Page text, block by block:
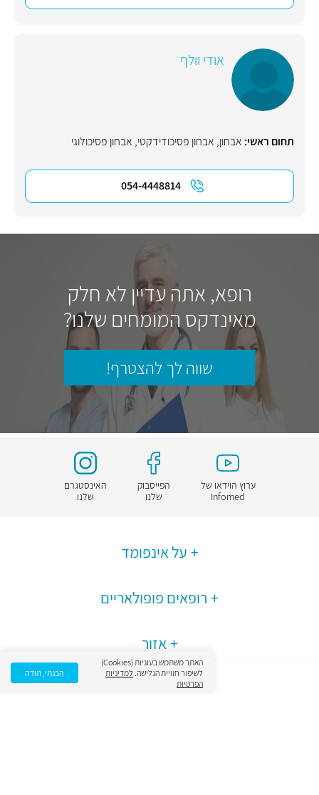
אודי וולף
תחום ראשי: אבחון, אבחון פסיכודידקטי, אבחון פסיכולוגי
054-4448814
רופא, אתה עדיין לא חלק
מאינדקס המומחים שלנו?
שווה לך להצטרף!
ערוץ הוידאו של
Infomed
הפייסבוק
שלנו
האינסטגרם
שלנו
על אינפומד
רופאים פופולאריים
אזור
האתר משתמש בעוגיות (Cookies)
לשיפור חוויית הגלישה. למדיניות
הפרטיות
הבנתי, תודה